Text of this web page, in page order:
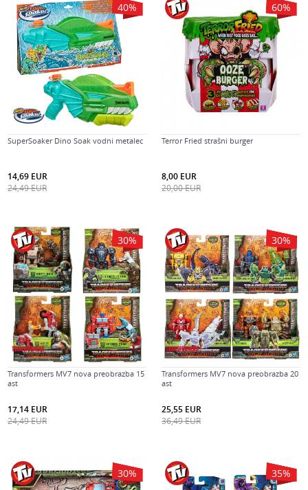
40%
SuperSoaker Dino Soak vodni metalec
14,69 EUR
24,49EUR
60%
Terror Fried strašni burger
8,00 EUR
20,00EUR
30%
Transformers MV7 nova preobrazba 15
ast
17,14 EUR
24,49EUR
30%
Transformers MV7 nova preobrazba 20
ast
25,55 EUR
36,49EUR
30% 35%